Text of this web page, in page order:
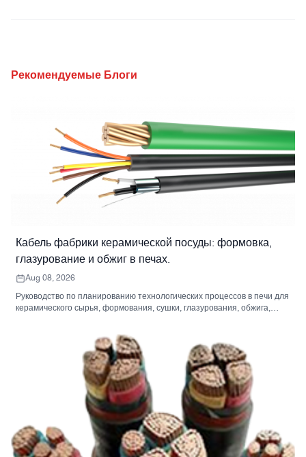
Рекомендуемые Блоги
Кабель фабрики керамической посуды: формовка,
глазурование и обжиг в печах.
Aug 08, 2026
Руководство по планированию технологических процессов в печи для
керамического сырья, формования, сушки, глазурования, обжига,